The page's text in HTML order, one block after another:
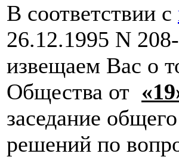
В соответствии с
26.12.1995 N
извещаем Вас о
Общества от
заседание
решений по